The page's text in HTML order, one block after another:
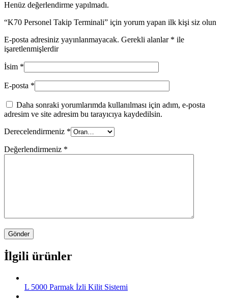
Henüz değerlendirme yapılmadı.
“K70 Personel Takip Terminali” için yorum yapan ilk kişi siz olun
E-posta adresiniz yayınlanmayacak. Gerekli alanlar * ile
işaretlenmişlerdir
İsim *
E-posta *
Daha sonraki yorumlarımda kullanılması için adım, e-posta
adresim ve site adresim bu tarayıcıya kaydedilsin.
Derecelendirmeniz *
Değerlendirmeniz *
İlgili ürünler
L 5000 Parmak İzli Kilit Sistemi